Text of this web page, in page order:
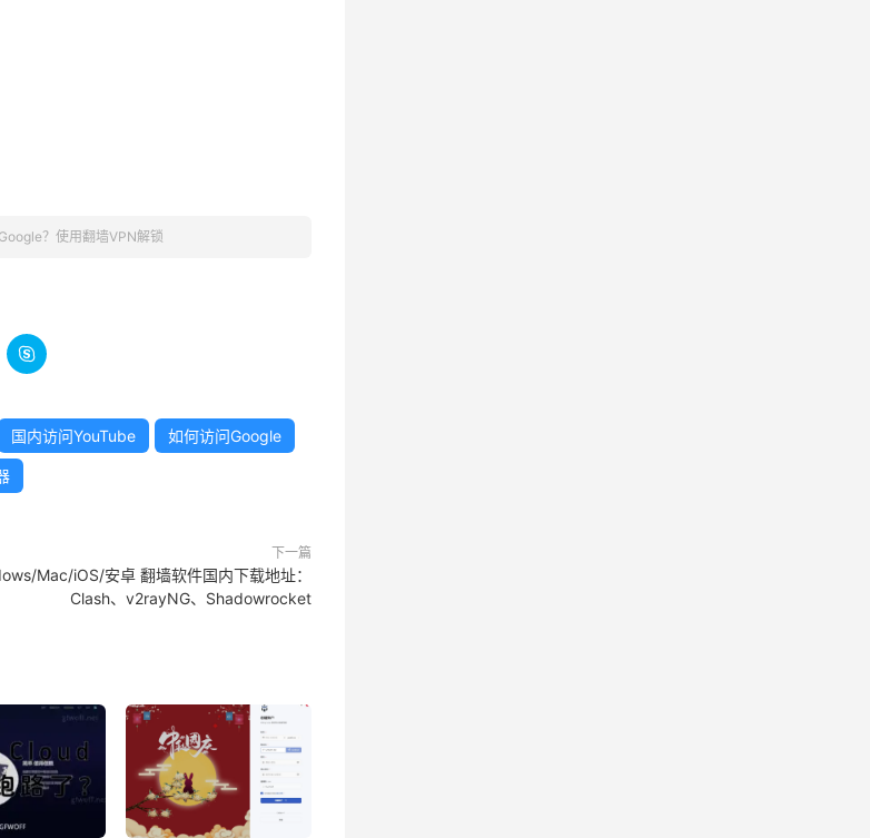
？使用翻墙VPN解锁

国内访问YouTube 如何访问Google
下一篇
Mac/iOS/安卓 翻墙软件国内下载地址：
Clash、v2rayNG、Shadowrocket